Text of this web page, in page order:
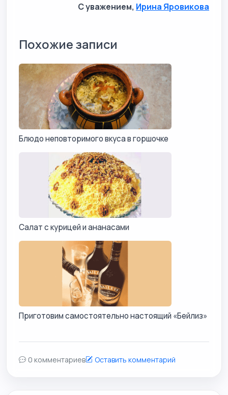
С уважением, Ирина Яровикова
Похожие записи
Блюдо неповторимого вкуса в горшочке
Салат с курицей и ананасами
Приготовим самостоятельно настоящий «Бейлиз»
0 комментариев Оставить комментарий